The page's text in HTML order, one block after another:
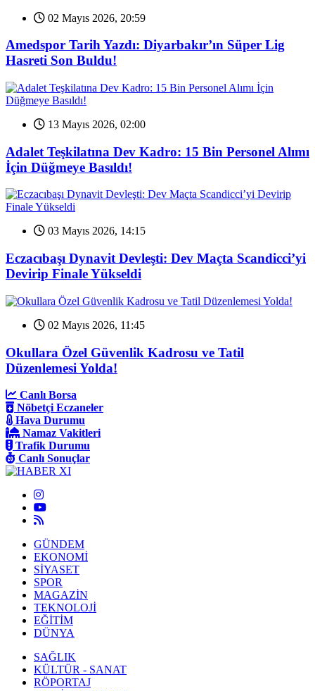
02 Mayıs 2026, 20:59
Amedspor Tarih Yazdı: Diyarbakır’ın Süper Lig
Hasreti Son Buldu!
13 Mayıs 2026, 02:00
Adalet Teşkilatına Dev Kadro: 15 Bin Personel Alımı
İçin Düğmeye Basıldı!
03 Mayıs 2026, 14:15
Eczacıbaşı Dynavit Devleşti: Dev Maçta Scandicci’yi
Devirip Finale Yükseldi
02 Mayıs 2026, 11:45
Okullara Özel Güvenlik Kadrosu ve Tatil
Düzenlemesi Yolda!
Canlı Borsa
Nöbetçi Eczaneler
Hava Durumu
Namaz Vakitleri
Trafik Durumu
Canlı Sonuçlar
GÜNDEM
EKONOMİ
SİYASET
SPOR
MAGAZİN
TEKNOLOJİ
EĞİTİM
DÜNYA
SAĞLIK
KÜLTÜR - SANAT
RÖPORTAJ